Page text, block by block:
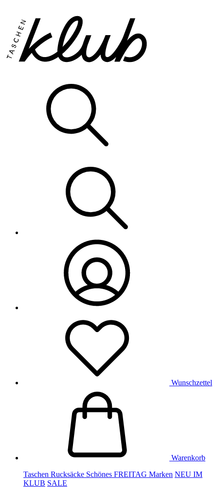
Wunschzettel
Warenkorb
Taschen Rucksäcke Schönes FREITAG Marken NEU IM
KLUB SALE